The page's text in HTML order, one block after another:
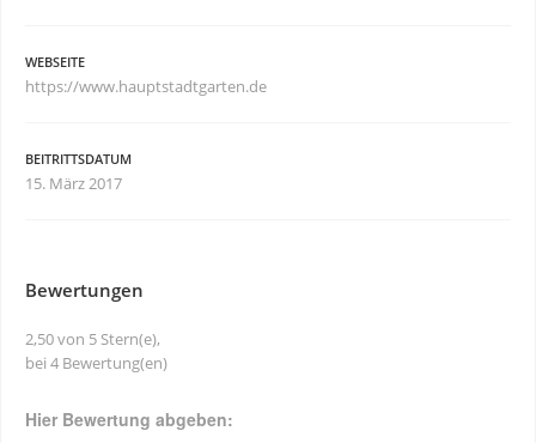
WEBSEITE
https://www.hauptstadtgarten.de
BEITRITTSDATUM
15. März 2017
Bewertungen
2,50 von 5 Stern(e),
bei 4 Bewertung(en)
Hier Bewertung abgeben: